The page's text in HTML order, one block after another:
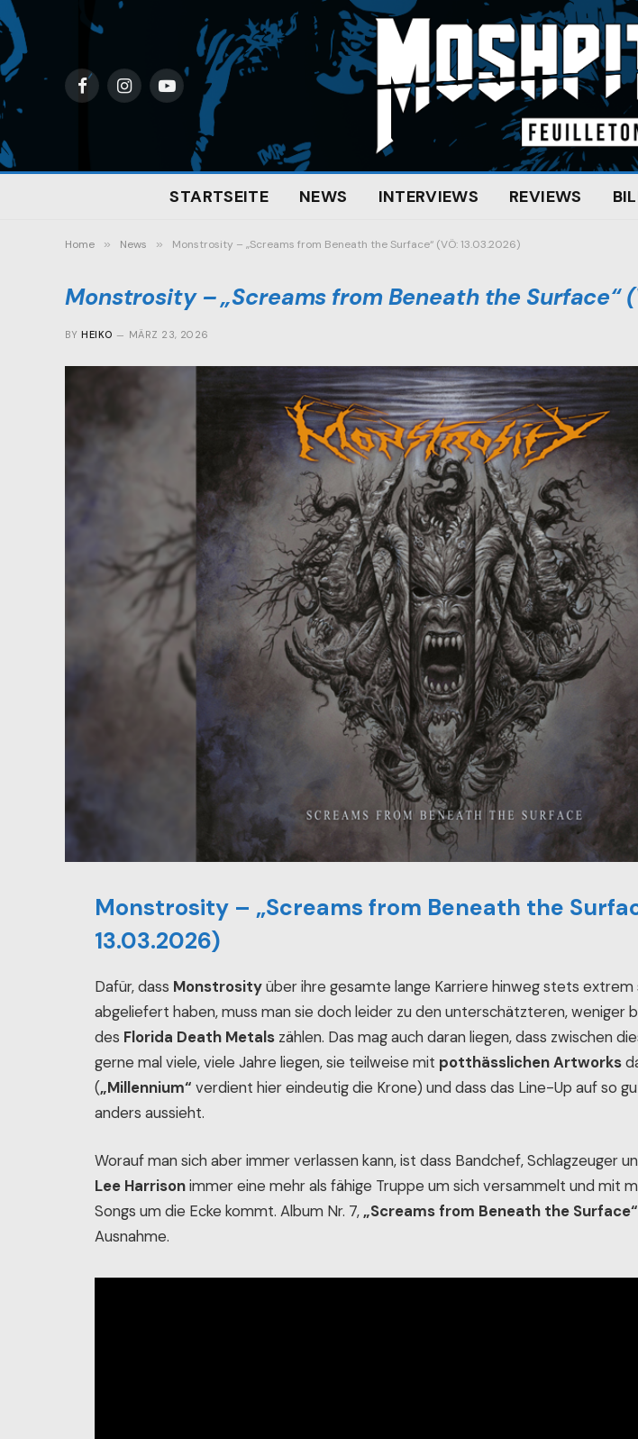
FacebookInstagramYouTube
STARTSEITE NEWS INTERVIEWS REVIEWS
Home » News » Monstrosity – „Screams from Beneath the Surface“ (VÖ: 13.03.2026)
Monstrosity – „Screams from Beneath the Surface“
BY HEIKO MÄRZ 23, 2026
Monstrosity – „Screams from Beneath the
13.03.2026)
Dafür, dass Monstrosityüber ihre gesamte lange Karriere hinweg stets extrem
abgeliefert haben, muss man sie doch leider zu den unterschätzteren, weniger
des Florida Death Metals zählen. Das mag auch daran liegen, dass zwischen
gerne mal viele, viele Jahre liegen, sie teilweise mit potthässlichen Artworks
(„Millennium“ verdient hier eindeutig die Krone) und dass das Line-Up auf so
anders aussieht.
Worauf man sich aber immer verlassen kann, ist dass Bandchef, Schlagzeuger
Lee Harrisonimmer eine mehr als fähige Truppe um sich versammelt und mit
Songs um die Ecke kommt. Album Nr. 7,„Screams from Beneath the Surface“
Ausnahme.